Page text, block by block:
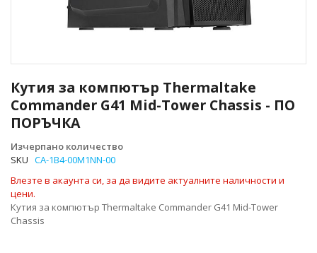
Кутия за компютър Thermaltake
Commander G41 Mid-Tower Chassis - ПО
ПОРЪЧКА
Изчерпано количество
SKU CA-1B4-00M1NN-00
Влезте в акаунта си, за да видите актуалните наличности и
цени.
Кутия за компютър Thermaltake Commander G41 Mid-Tower
Chassis
към
началото
на
галерия
снимки